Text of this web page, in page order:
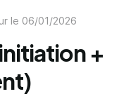
le 06/01/2026
+